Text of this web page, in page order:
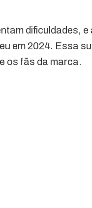
dificuldades, e
em 2024. Essa
os fãs da marca.